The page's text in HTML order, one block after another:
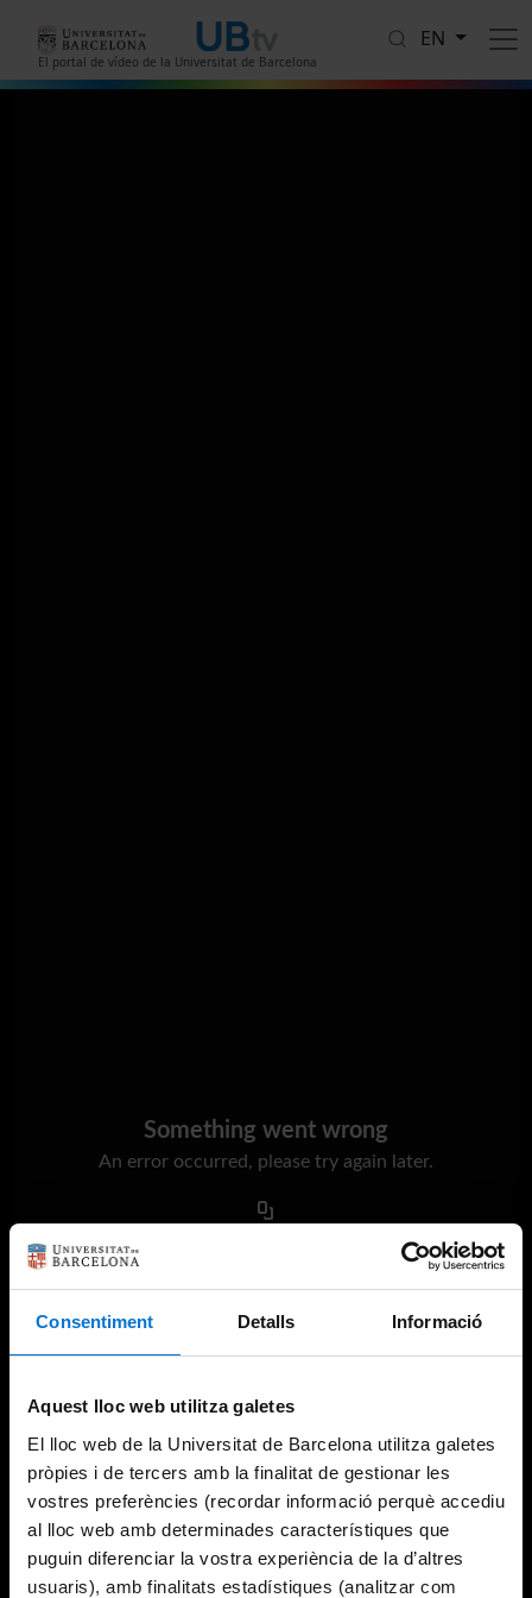
Consentiment Detalls Informació
Aquest lloc web utilitza galetes
El lloc web de la Universitat de Barcelona utilitza galetes
pròpies i de tercers amb la finalitat de gestionar les
vostres preferències (recordar informació perquè accediu
al lloc web amb determinades característiques que
puguin diferenciar la vostra experiència de la d’altres
usuaris), amb finalitats estadístiques (analitzar com
El portal de vídeo de la Universitat de Barcelona
EN
Something went wrong
An error occurred, please try again later.